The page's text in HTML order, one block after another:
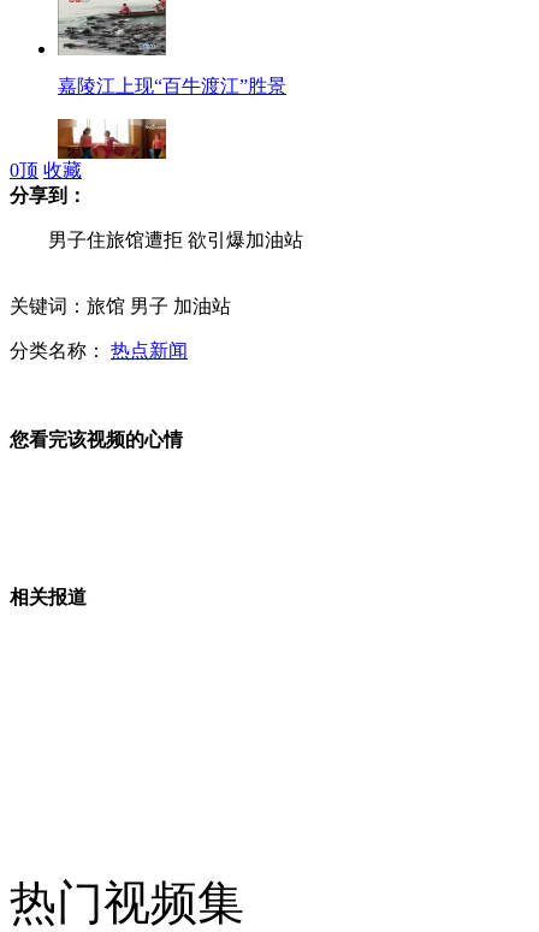
嘉陵江上现“百牛渡江”胜景
舞蹈老师疯狂殴打辱骂学生
国防兵器展首现昆明 退伍老兵感慨今非昔比
小车超速追尾大货 车身挤进货车下部
女孩北京地铁殴打老人 痛下狠手拳打脚踢
0顶 收藏
分享到：
男子住旅馆遭拒 欲引爆加油站
关键词：旅馆 男子 加油站
分类名称： 热点新闻
您看完该视频的心情
相关报道
热门视频集